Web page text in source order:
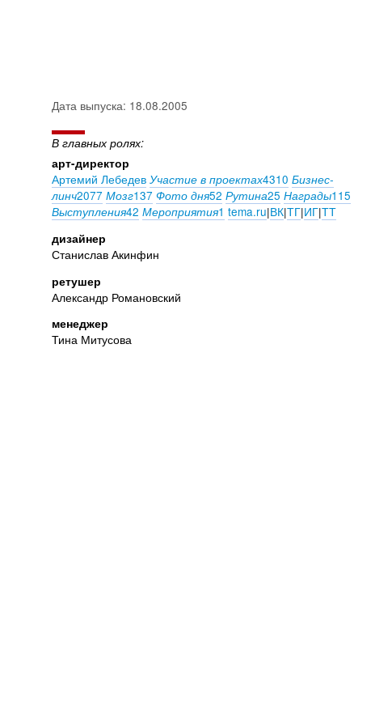
Дата выпуска: 18.08.2005
В главных ролях:
арт-директор
Артемий Лебедев Участие в проектах4310 Бизнес-
линч2077 Мозг137 Фото дня52 Рутина25 Награды115
Выступления42 Мероприятия1 tema.ru|ВК|ТГ|ИГ|ТТ
дизайнер
Станислав Акинфин
ретушер
Александр Романовский
менеджер
Тина Митусова